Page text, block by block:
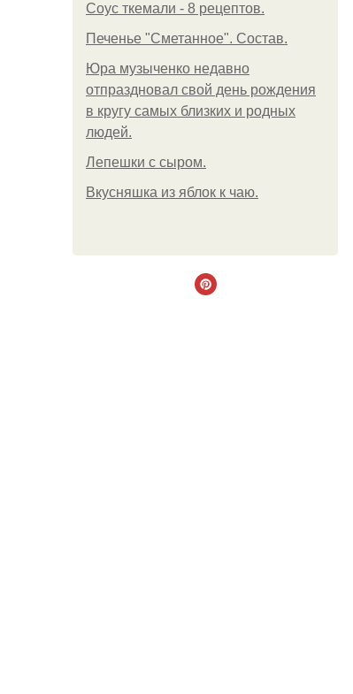
Соус ткемали - 8 рецептов.
Печенье "Сметанное". Состав.
Юра музыченко недавно
отпраздновал свой день рождения
в кругу самых близких и родных
людей.
Лепешки с сыром.
Вкусняшка из яблок к чаю.